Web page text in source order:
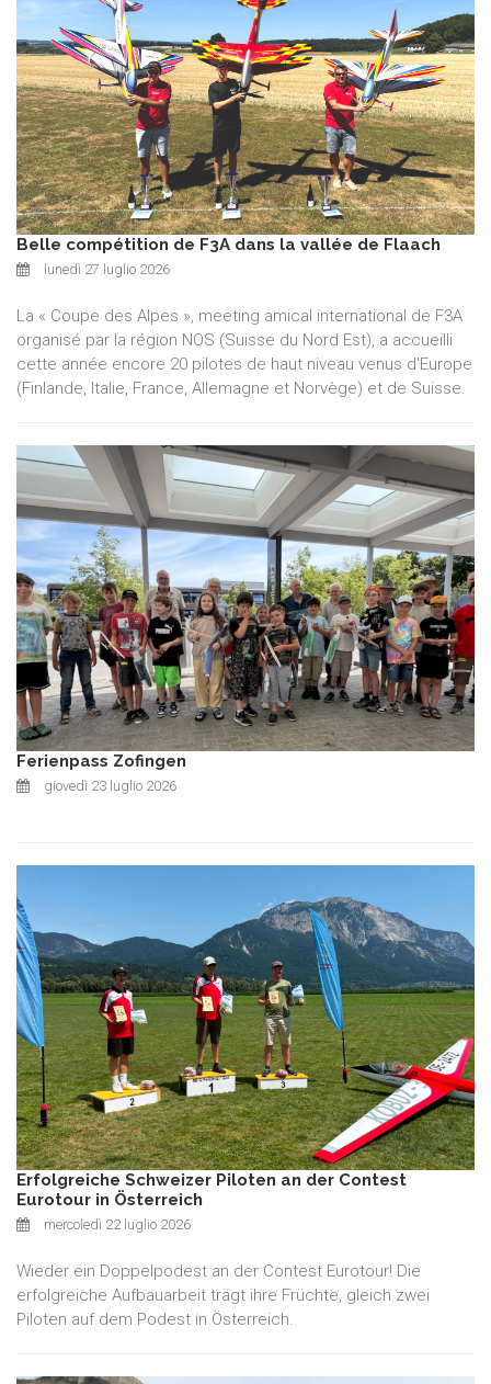
Belle compétition de F3A dans la vallée de Flaach
lunedì 27 luglio 2026
La « Coupe des Alpes », meeting amical international de F3A
organisé par la région NOS (Suisse du Nord Est), a accueilli
cette année encore 20 pilotes de haut niveau venus d'Europe
(Finlande, Italie, France, Allemagne et Norvège) et de Suisse.
Ferienpass Zofingen
giovedì 23 luglio 2026
Erfolgreiche Schweizer Piloten an der Contest
Eurotour in Österreich
mercoledì 22 luglio 2026
Wieder ein Doppelpodest an der Contest Eurotour! Die
erfolgreiche Aufbauarbeit trägt ihre Früchte, gleich zwei
Piloten auf dem Podest in Österreich.